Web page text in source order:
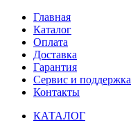
Главная
Каталог
Оплата
Доставка
Гарантия
Сервис и поддержка
Контакты
КАТАЛОГ